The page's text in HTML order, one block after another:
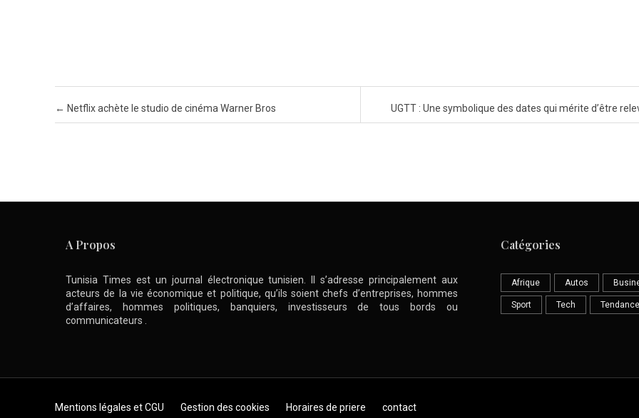
Post navigation
← Netflix achète le studio de cinéma Warner Bros UGTT : Une symbolique des dates qui mérite d’être
A Propos
Tunisia Times est un journal électronique tunisien. Il s’adresse principalement aux
acteurs de la vie économique et politique, qu’ils soient chefs d’entreprises, hommes
d’affaires, hommes politiques, banquiers, investisseurs de tous bords ou
communicateurs .
Catégories
Afrique Autos
Sport Tech Tendance
Skip to content
Mentions légales et CGU Gestion des cookies Horaires de priere contact